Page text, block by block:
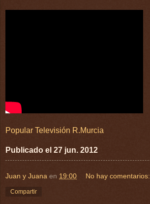
Popular Televisión R.Murcia
Publicado el 27 jun. 2012
Juan y Juana en 19:00 No hay comentarios:
Compartir